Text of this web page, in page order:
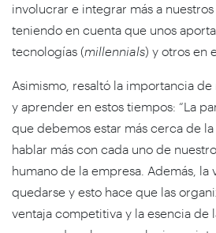
involucrar e integrar más a
teniendo en cuenta que unos
tecnologías (millennials) y otros en
Asimismo, resaltó la importancia
y aprender en estos tiempos: “La
que debemos estar más cerca de
hablar más con cada uno de
humano de la empresa. Además,
quedarse y esto hace que las
ventaja competitiva y la esencia de